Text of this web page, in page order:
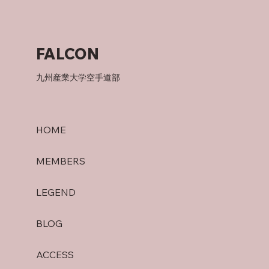
HOME
MEMBERS
LEGEND
BLOG
ACCESS
FALCON
九州産業大学空手道部